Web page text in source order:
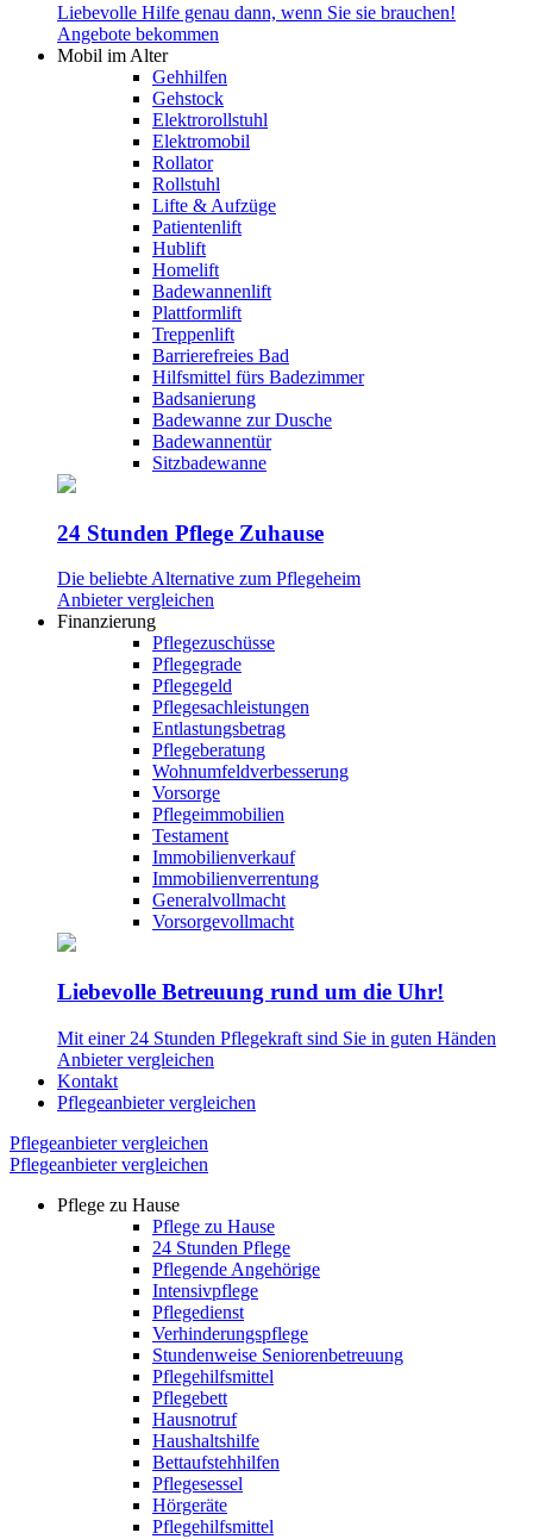
Liebevolle Hilfe genau dann, wenn Sie sie brauchen!
Angebote bekommen
Mobil im Alter
Gehhilfen
Gehstock
Elektrorollstuhl
Elektromobil
Rollator
Rollstuhl
Lifte & Aufzüge
Patientenlift
Hublift
Homelift
Badewannenlift
Plattformlift
Treppenlift
Barrierefreies Bad
Hilfsmittel fürs Badezimmer
Badsanierung
Badewanne zur Dusche
Badewannentür
Sitzbadewanne
24 Stunden Pflege Zuhause
Die beliebte Alternative zum Pflegeheim
Anbieter vergleichen
Finanzierung
Pflegezuschüsse
Pflegegrade
Pflegegeld
Pflegesachleistungen
Entlastungsbetrag
Pflegeberatung
Wohnumfeldverbesserung
Vorsorge
Pflegeimmobilien
Testament
Immobilienverkauf
Immobilienverrentung
Generalvollmacht
Vorsorgevollmacht
Liebevolle Betreuung rund um die Uhr!
Mit einer 24 Stunden Pflegekraft sind Sie in guten Händen
Anbieter vergleichen
Kontakt
Pflegeanbieter vergleichen
Pflegeanbieter vergleichen
Pflegeanbieter vergleichen
Pflege zu Hause
Pflege zu Hause
24 Stunden Pflege
Pflegende Angehörige
Intensivpflege
Pflegedienst
Verhinderungspflege
Stundenweise Seniorenbetreuung
Pflegehilfsmittel
Pflegebett
Hausnotruf
Haushaltshilfe
Bettaufstehhilfen
Pflegesessel
Hörgeräte
Pflegehilfsmittel